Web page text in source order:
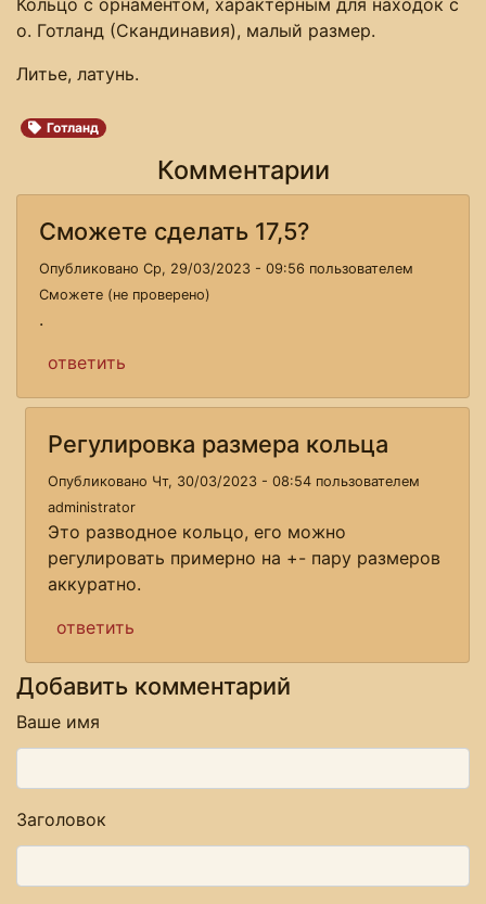
о. Готланд (Скандинавия), малый размер.
Литье, латунь.
Готланд
Комментарии
Сможете сделать 17,5?
Опубликовано Ср, 29/03/2023 - 09:56 пользователем
Сможете (не проверено)
.
ответить
Регулировка размера кольца
Опубликовано Чт, 30/03/2023 - 08:54 пользователем
administrator
Это разводное кольцо, его можно
регулировать примерно на +- пару размеров
аккуратно.
ответить
Добавить комментарий
Ваше имя
Заголовок